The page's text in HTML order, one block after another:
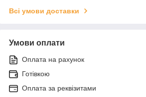
Всі умови доставки
Умови оплати
Оплата на рахунок
Готівкою
Оплата за реквізитами